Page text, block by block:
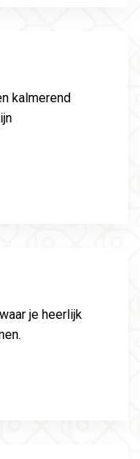
kalmerend
je heerlijk